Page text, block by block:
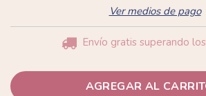
Ver medios de pago
Envío gratis superando los